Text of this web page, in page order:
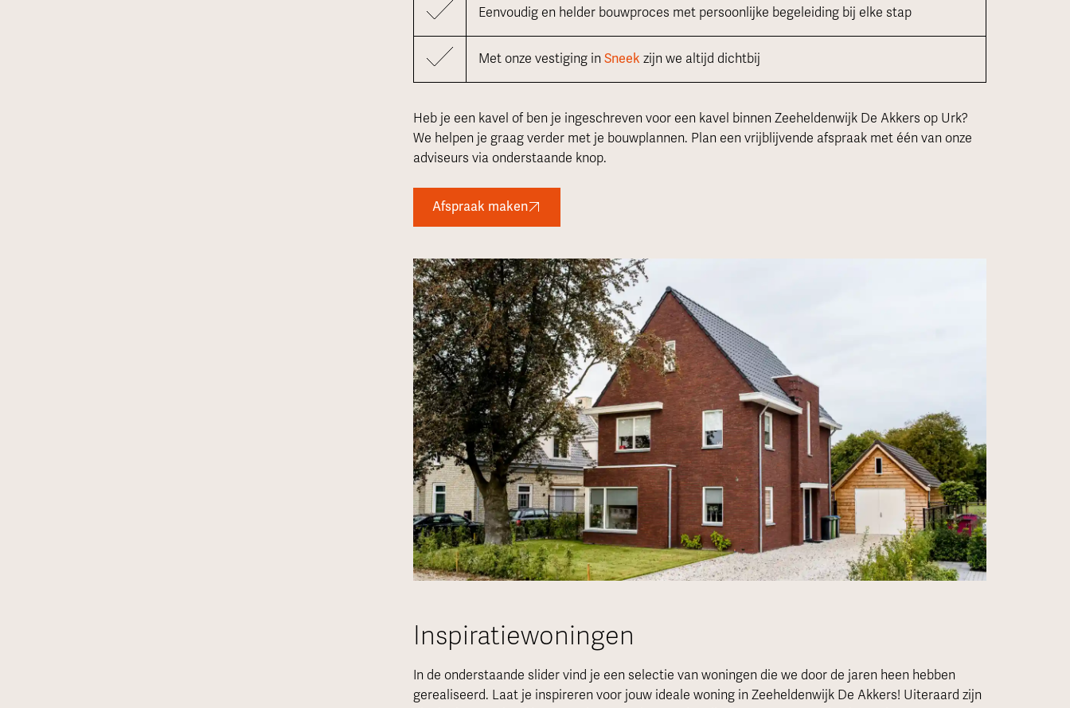
Eenvoudig en helder bouwproces met persoonlijke begeleiding bij elke stap
Met onze vestiging in Sneek zijn we altijd dichtbij
Heb je een kavel of ben je ingeschreven voor een kavel binnen Zeeheldenwijk De Akkers op Urk?
We helpen je graag verder met je bouwplannen. Plan een vrijblijvende afspraak met één van onze
adviseurs via onderstaande knop.
Afspraak maken
Inspiratiewoningen
In de onderstaande slider vind je een selectie van woningen die we door de jaren heen hebben
gerealiseerd. Laat je inspireren voor jouw ideale woning in Zeeheldenwijk De Akkers! Uiteraard zijn